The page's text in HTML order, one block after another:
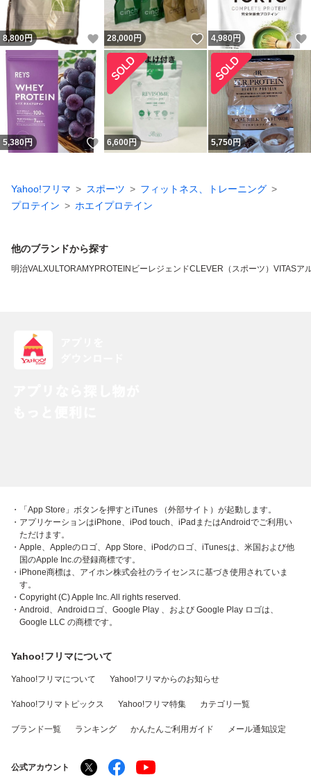
8,800円 いいね！
28,000円 いいね！
4,980 円
5,380円 いいね！
6,600円 5,750円
Yahoo!フリマ スポーツ
フィットネス、トレーニング
プロテイン
ホエイプロテイン
他のブランドから探す
明治VALXULTORAMYPROTEIN ビーレジェンドCLEVER（スポーツ） VITASア
・「App Store」ボタンを押すとiTunes （外部サイト）が起動します。
・アプリケーションはiPhone、iPod touch、iPadまたはAndroidでご利用い
ただけます。
・Apple、Appleのロゴ、App Store、iPodのロゴ、iTunesは、米国および他
国のApple Inc.の登録商標です。
・iPhone商標は、アイホン株式会社のライセンスに基づき使用されていま
す。
・Copyright (C) Apple Inc. All rights reserved.
・Android、Androidロゴ、Google Play 、および Google Play ロゴは、
Google LLC の商標です。
Yahoo!フリマについて
Yahoo!フリマについて Yahoo!フリマからのお知らせ
Yahoo!フリマトピックス Yahoo!フリマ特集 カテゴリ一覧
ブランド一覧 ランキング かんたんご利用ガイド メール通知設定
公式アカウント